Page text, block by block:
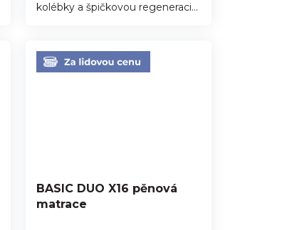
kolébky a špičkovou regeneraci...
BASIC DUO X16 pěnová
matrace